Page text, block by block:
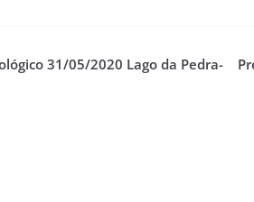
31/05/2020 Lago da Pedra-